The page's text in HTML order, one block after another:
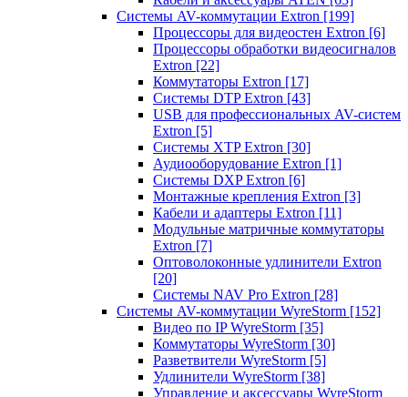
Системы AV-коммутации Extron [199]
Процессоры для видеостен Extron [6]
Процессоры обработки видеосигналов
Extron [22]
Коммутаторы Extron [17]
Системы DTP Extron [43]
USB для профессиональных AV-систем
Extron [5]
Системы XTP Extron [30]
Аудиооборудование Extron [1]
Системы DXP Extron [6]
Монтажные крепления Extron [3]
Кабели и адаптеры Extron [11]
Модульные матричные коммутаторы
Extron [7]
Оптоволоконные удлинители Extron
[20]
Системы NAV Pro Extron [28]
Системы AV-коммутации WyreStorm [152]
Видео по IP WyreStorm [35]
Коммутаторы WyreStorm [30]
Разветвители WyreStorm [5]
Удлинители WyreStorm [38]
Управление и аксессуары WyreStorm